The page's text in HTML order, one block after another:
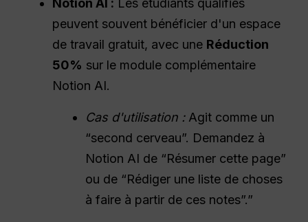
peuvent souvent bénéficier d'un espace
de travail gratuit, avec une Réduction
50% sur le module complémentaire
Notion AI.
Cas d'utilisation :Agit comme un
“second cerveau”. Demandez à
Notion AI de “Résumer cette page”
ou de “Rédiger une liste de choses
à faire à partir de ces notes”.”